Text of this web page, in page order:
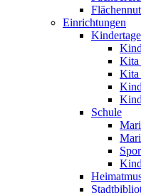
Einrichtungen
Kita
Kita
Schule